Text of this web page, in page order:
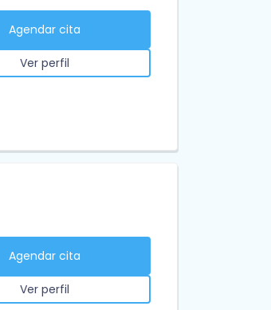
Agendar cita
Ver perfil
Agendar cita
Ver perfil